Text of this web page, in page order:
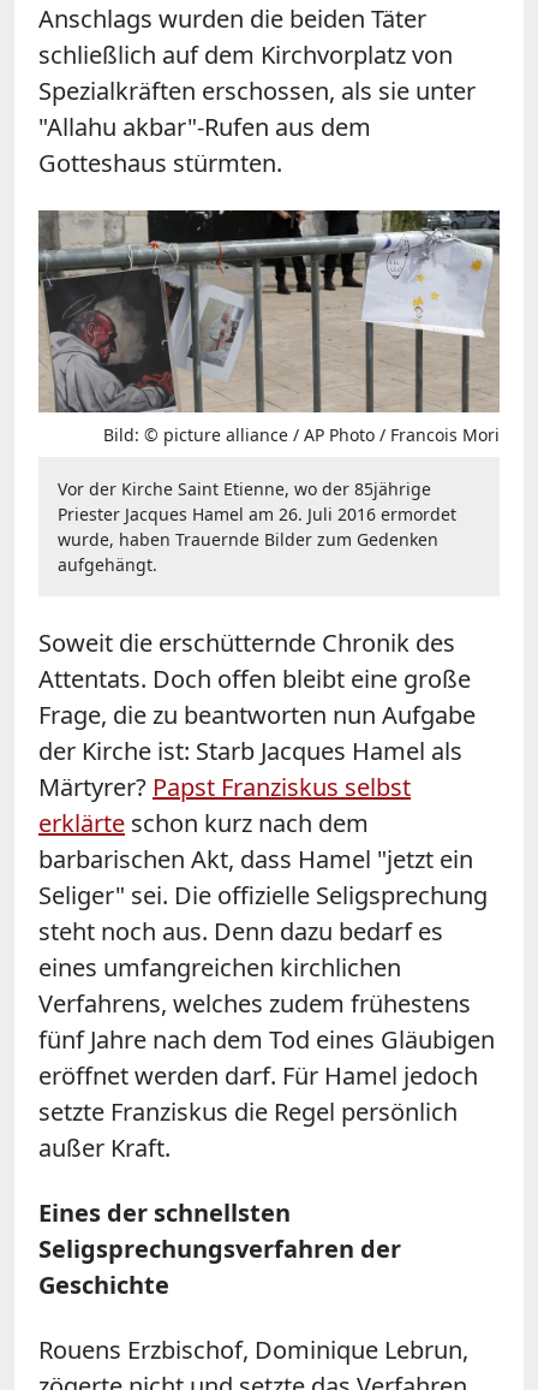
Anschlags wurden die beiden Täter
schließlich auf dem Kirchvorplatz von
Spezialkräften erschossen, als sie unter
"Allahu akbar"-Rufen aus dem
Gotteshaus stürmten.
Bild: © picture alliance / AP Photo / Francois Mori
Vor der Kirche Saint Etienne, wo der 85jährige
Priester Jacques Hamel am 26. Juli 2016 ermordet
wurde, haben Trauernde Bilder zum Gedenken
aufgehängt.
Soweit die erschütternde Chronik des
Attentats. Doch offen bleibt eine große
Frage, die zu beantworten nun Aufgabe
der Kirche ist: Starb Jacques Hamel als
Märtyrer? Papst Franziskus selbst
erklärte schon kurz nach dem
barbarischen Akt, dass Hamel "jetzt ein
Seliger" sei. Die offizielle Seligsprechung
steht noch aus. Denn dazu bedarf es
eines umfangreichen kirchlichen
Verfahrens, welches zudem frühestens
fünf Jahre nach dem Tod eines Gläubigen
eröffnet werden darf. Für Hamel jedoch
setzte Franziskus die Regel persönlich
außer Kraft.
Eines der schnellsten
Seligsprechungsverfahren der
Geschichte
Rouens Erzbischof, Dominique Lebrun,